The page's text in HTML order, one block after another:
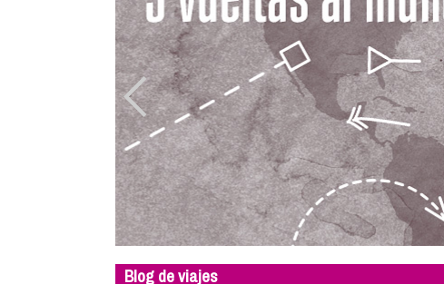
Blog de viajes